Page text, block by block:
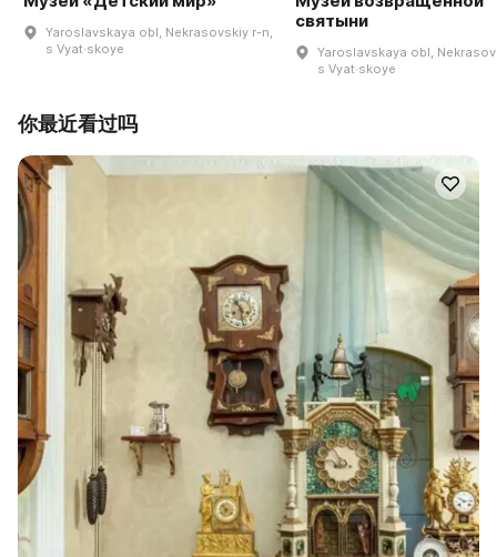
Yaroslavskaya obl, Nekrasovskiy r-n,
s Vyat·skoye
святыни
Yaroslavskaya obl,
s Vyat·skoye
你最近看过吗